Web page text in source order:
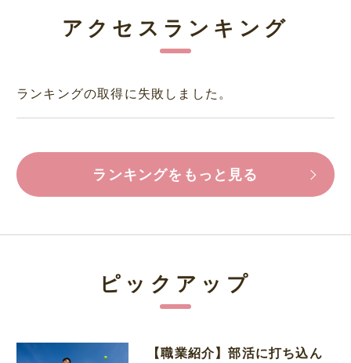
アクセスランキング
ランキングの取得に失敗しました。
ランキングをもっと見る
ピックアップ
【職業紹介】部活に打ち込ん